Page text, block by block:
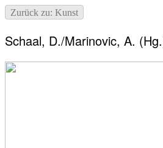
Zurück zu: Kunst
Schaal, D./Marinovic, A.